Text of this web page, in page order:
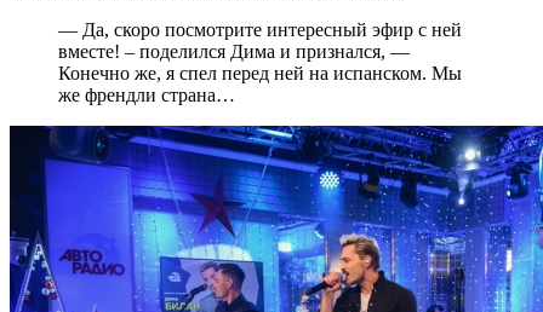
— Да, скоро посмотрите интересный эфир с ней
вместе! – поделился Дима и признался, —
Конечно же, я спел перед ней на испанском. Мы
же френдли страна…